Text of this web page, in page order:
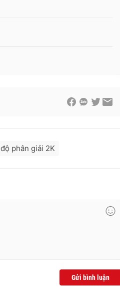
độ phân giải 2K
Gửi bình luận